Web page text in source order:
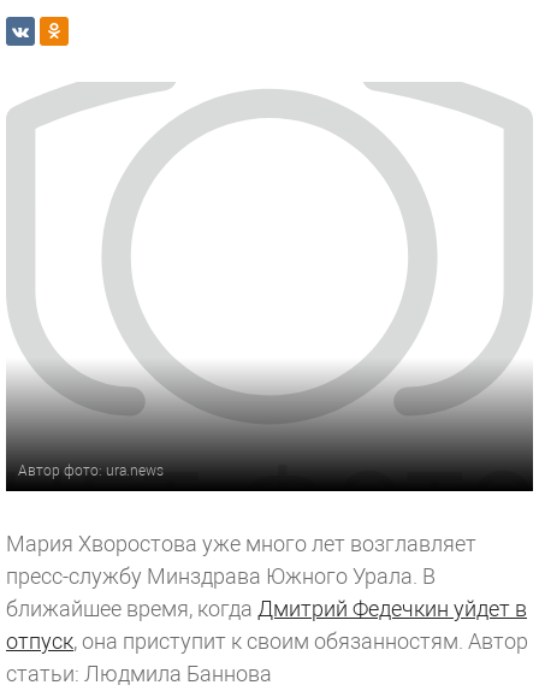
Автор фото: ura.news
Мария Хворостова уже много лет возглавляет
пресс-службу Минздрава Южного Урала. В
ближайшее время, когда Дмитрий Федечкин уйдет в
отпуск, она приступит к своим обязанностям. Автор
статьи: Людмила Баннова